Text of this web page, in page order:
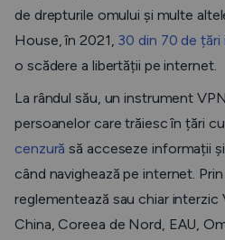
de drepturile omului și multe
House, în 2021, 30 din 70 de țări
o scădere a libertății pe internet.
La rândul său, un instrument
persoanelor care trăiesc în țări
cenzură să acceseze informații
când navighează pe internet.
reglementează sau chiar
China, Coreea de Nord, EAU,